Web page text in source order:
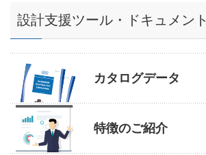
設計支援ツール・ドキュメント
カタログデータ
特徴のご紹介